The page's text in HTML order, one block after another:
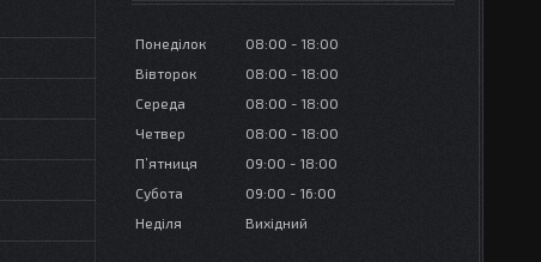
Понеділок 08:00
18:00
Вівторок
08:00
18:00
Середа
08:00
18:00
Четвер
08:00
18:00
Пʼятниця
09:00
18:00
Субота
09:00
16:00
Неділя
Вихідний